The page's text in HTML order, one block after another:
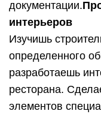
документации.
интерьеров
Изучишь
определенного
разработаешь
ресторана.
элементов